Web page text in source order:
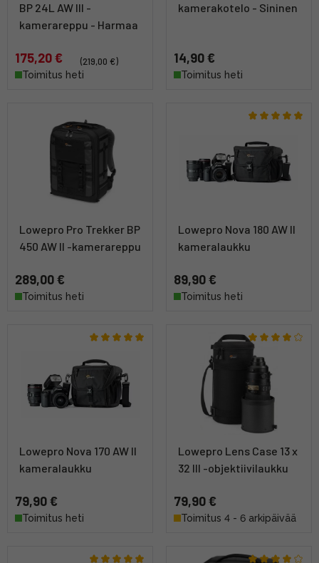
BP 24L AW III -
kamerareppu - Harmaa
175,20 €
(219,00 €)
Toimitus heti
kamerakotelo - Sininen
14,90 €
Toimitus heti
Lowepro Pro Trekker BP
450 AW II -kamerareppu
289,00 €
Toimitus heti
Lowepro Nova 180 AW II
kameralaukku
89,90 €
Toimitus heti
Lowepro Nova 170 AW II
kameralaukku
79,90 €
Toimitus heti
Lowepro Lens Case 13 x
32 III -objektiivilaukku
79,90 €
Toimitus 4 - 6 arkipäivää